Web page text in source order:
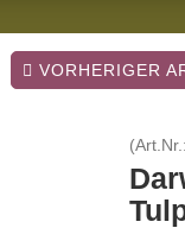
VORHERIGER